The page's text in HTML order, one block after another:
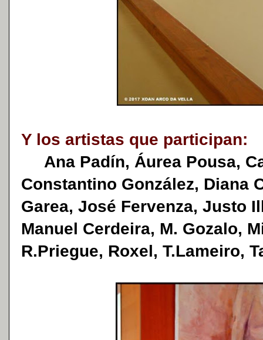
Y los artistas que participan:
Ana Padín, Áurea Pousa,
Constantino González, Diana
Garea, José Fervenza, Justo
Manuel Cerdeira, M. Gozalo,
R.Priegue, Roxel, T.Lameiro,